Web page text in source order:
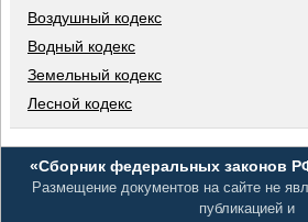
Воздушный кодекс
Водный кодекс
Земельный кодекс
Лесной кодекс
«Сборник федеральных законов
Размещение документов на сайте не
публикацией и